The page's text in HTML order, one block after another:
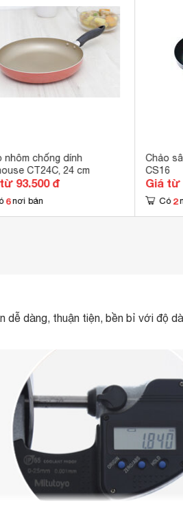
nhôm chống dính
CT24C, 24 cm
93.500 đ
6 nơi bán
Chảo
CS16
Giá từ
Có 2
dễ dàng, thuận tiện, bền bỉ với độ